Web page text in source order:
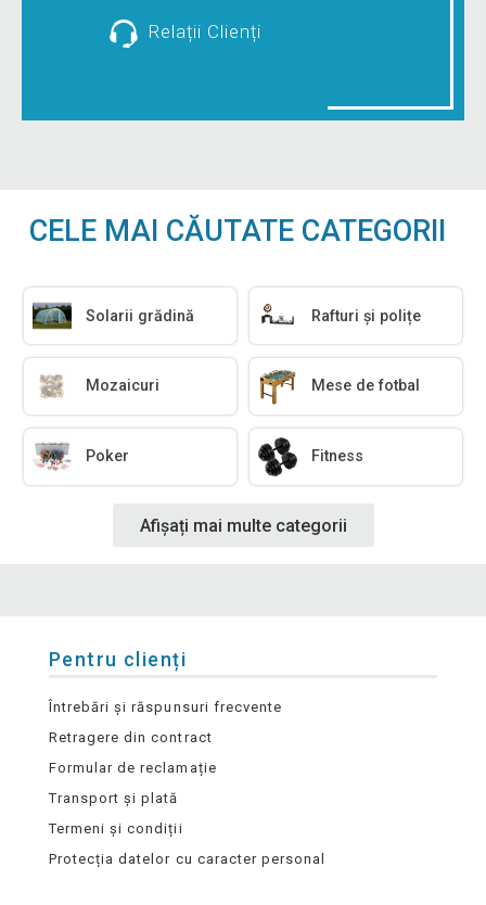
Relații Clienți
CELE MAI CĂUTATE CATEGORII
Solarii grădină Rafturi și polițe
Mozaicuri Mese de fotbal
Poker Fitness
Afișați mai multe categorii
Pentru clienți
Întrebări și răspunsuri frecvente
Retragere din contract
Formular de reclamație
Transport și plată
Termeni și condiții
Protecția datelor cu caracter personal